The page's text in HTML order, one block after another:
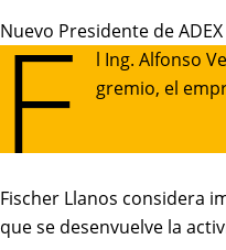
Nuevo Presidente de
E
l Ing. Alfonso
gremio, el
Fischer Llanos considera
que se desenvuelve la